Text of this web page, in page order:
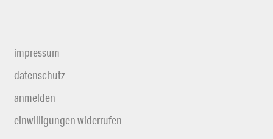
impressum
datenschutz
anmelden
einwilligungen widerrufen